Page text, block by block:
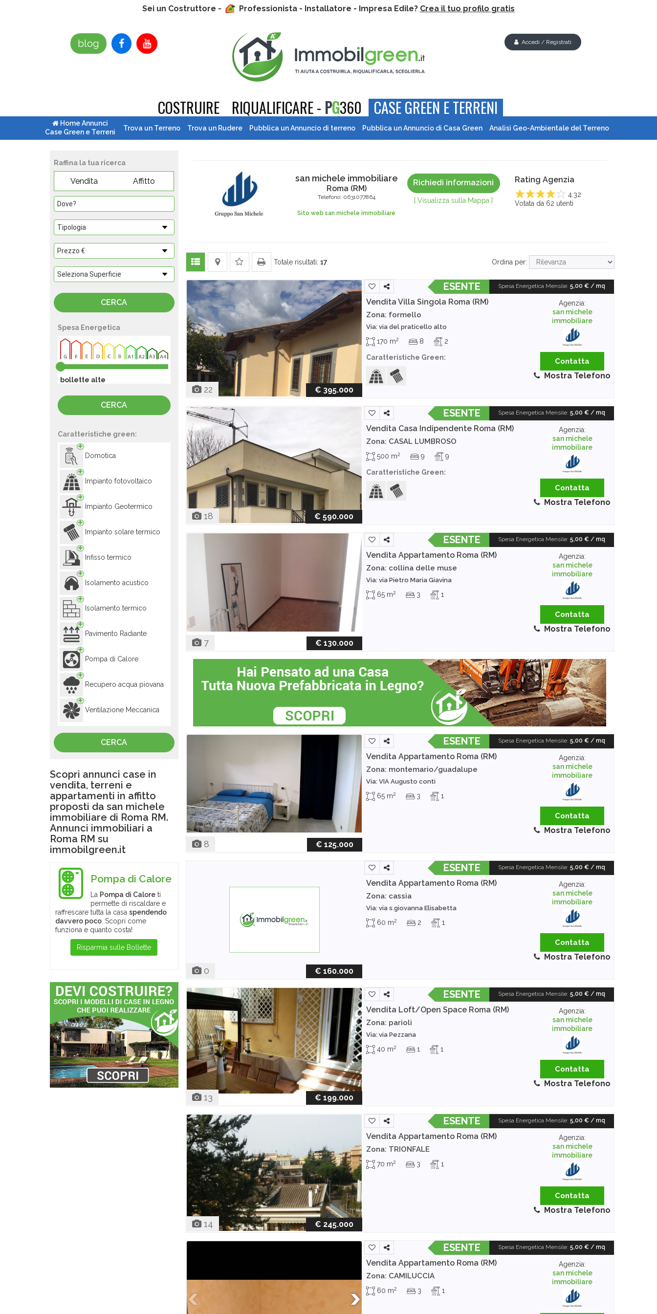
Sei un Costruttore - Professionista - Installatore - Impresa Edile? Crea il tuo profilo gratis
blog Accedi / Registrati
COSTRUIRE RIQUALIFICARE - PG360 CASE GREEN E TERRENI
Home Annunci
Case Green e Terreni
Trova un Terreno Trova un Rudere Pubblica un Annuncio di terreno Pubblica un Annuncio di Casa Green Analisi Geo-Ambientale del Terreno
Raffina la tua ricerca
Vendita Affitto
Spesa Energetica
bollette alte
Caratteristiche green:
Domotica
Impianto fotovoltaico
Impianto Geotermico
Impianto solare termico
Infisso termico
Isolamento acustico
Isolamento termico
Pavimento Radiante
Pompa di Calore
Recupero acqua piovana
Ventilazione Meccanica
Scopri annunci case in
vendita, terreni e
appartamenti in affitto
proposti da san michele
immobiliare di Roma RM.
Annunci immobiliari a
Roma RM su
immobilgreen.it
Pompa di Calore
La Pompa di Calore ti
permette di riscaldare e
raffrescare tutta la casa spendendo
davvero poco. Scopri come
funziona e quanto costa!
Risparmia sulle Bollette
san michele immobiliare
Roma (RM)
Telefono: 0631077864
Sito web san michele immobiliare
Richiedi informazioni
[ Visualizza sulla Mappa ]
Rating Agenzia
5
4
3
2
1
4.32
Votata da 62 utenti
Totale risultati: 17 Ordina per:
22 € 395.000
Spesa Energetica Mensile: 5,00 € / mq
ESENTE
Vendita Villa Singola Roma (RM)
Zona: formello
Via: via del praticello alto
170 m2 8 2
Caratteristiche Green:
Agenzia:
san michele
immobiliare
Contatta
Mostra Telefono
18 € 590.000
Spesa Energetica Mensile: 5,00 € / mq
ESENTE
Vendita Casa Indipendente Roma (RM)
Zona: CASAL LUMBROSO
500 m2 9 9
Caratteristiche Green:
Agenzia:
san michele
immobiliare
Contatta
Mostra Telefono
7 € 130.000
Spesa Energetica Mensile: 5,00 € / mq
ESENTE
Vendita Appartamento Roma (RM)
Zona: collina delle muse
Via: via Pietro Maria Giavina
65 m2 3 1
Agenzia:
san michele
immobiliare
Contatta
Mostra Telefono
8 € 125.000
Spesa Energetica Mensile: 5,00 € / mq
ESENTE
Vendita Appartamento Roma (RM)
Zona: montemario/guadalupe
Via: VIA Augusto conti
65 m2 3 1
Agenzia:
san michele
immobiliare
Contatta
Mostra Telefono
0 € 160.000
Spesa Energetica Mensile: 5,00 € / mq
ESENTE
Vendita Appartamento Roma (RM)
Zona: cassia
Via: via s.giovanna Elisabetta
60 m2 2 1
Agenzia:
san michele
immobiliare
Contatta
Mostra Telefono
13 € 199.000
Spesa Energetica Mensile: 5,00 € / mq
ESENTE
Vendita Loft/Open Space Roma (RM)
Zona: parioli
Via: via Pezzana
40 m2 1 1
Agenzia:
san michele
immobiliare
Contatta
Mostra Telefono
14 € 245.000
Spesa Energetica Mensile: 5,00 € / mq
ESENTE
Vendita Appartamento Roma (RM)
Zona: TRIONFALE
70 m2 3 1
Agenzia:
san michele
immobiliare
Contatta
Mostra Telefono
Spesa Energetica Mensile: 5,00 € / mq
ESENTE
Vendita Appartamento Roma (RM)
Zona: CAMILUCCIA
60 m2 3 1
Agenzia:
san michele
immobiliare